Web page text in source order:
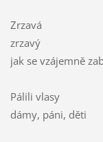
Zrzavá
zrzavý
jak se vzájemně
Pálili vlasy
dámy, páni, děti